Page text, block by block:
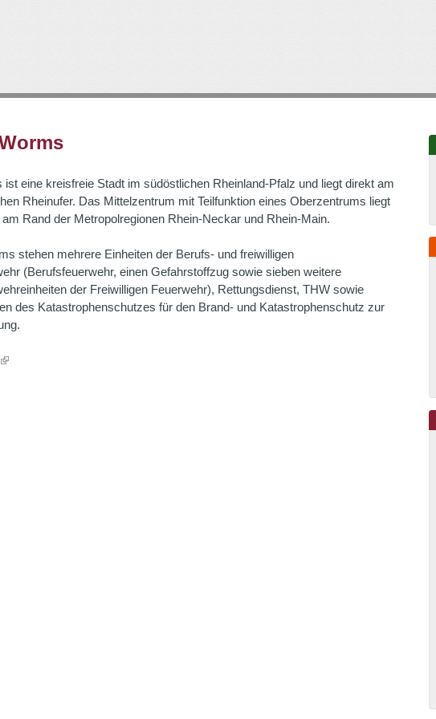
ist eine kreisfreie Stadt im südöstlichen Rheinland-Pfalz und liegt direkt am
Rheinufer. Das Mittelzentrum mit Teilfunktion eines Oberzentrums liegt
am Rand der Metropolregionen Rhein-Neckar und Rhein-Main.
stehen mehrere Einheiten der Berufs- und freiwilligen
(Berufsfeuerwehr, einen Gefahrstoffzug sowie sieben weitere
der Freiwilligen Feuerwehr), Rettungsdienst, THW sowie
des Katastrophenschutzes für den Brand- und Katastrophenschutz zur